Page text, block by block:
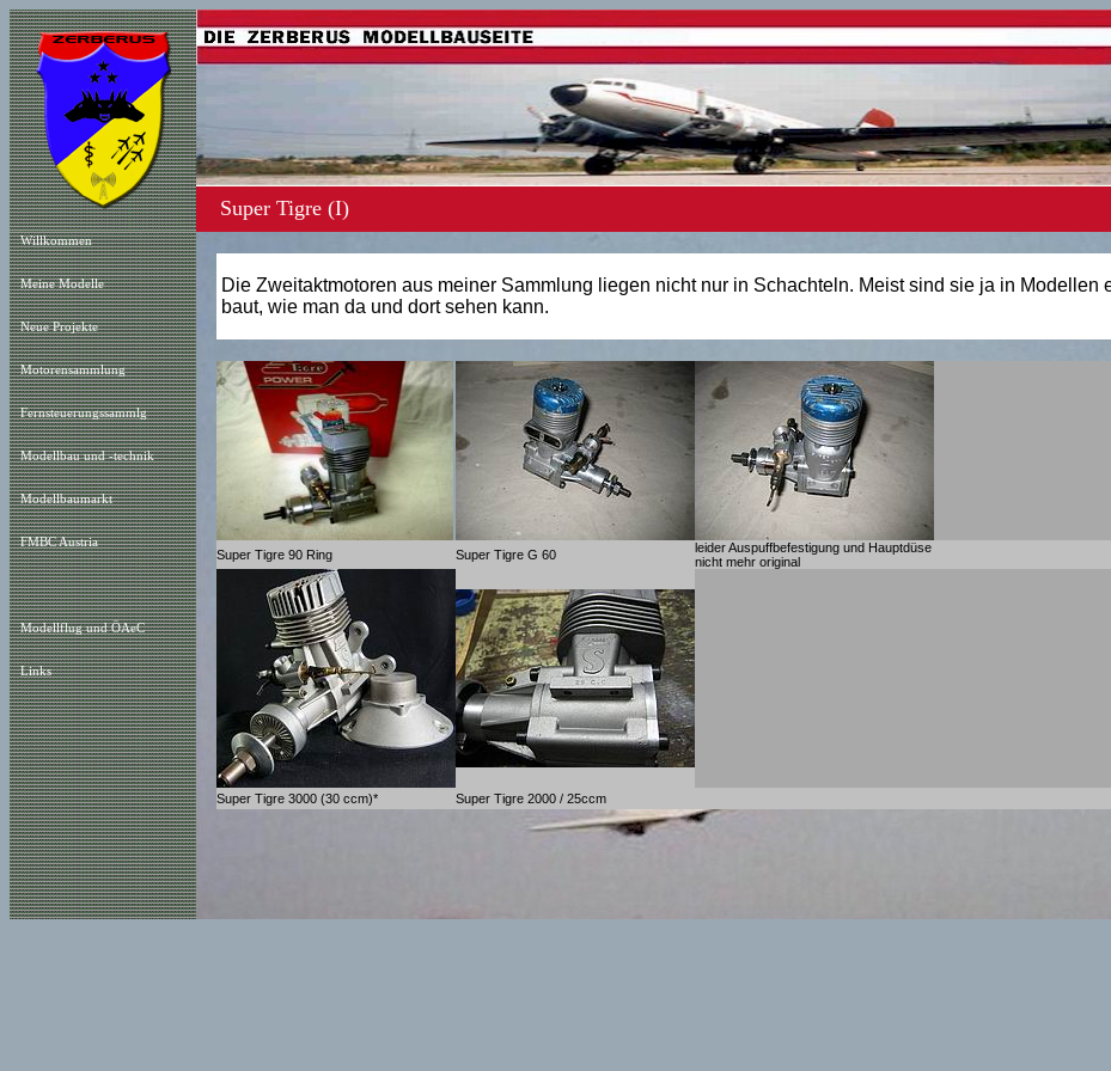
Willkommen
Meine Modelle
Neue Projekte
Motorensammlung
Fernsteuerungssammlg
Modellbau und -technik
Modellbaumarkt
FMBC Austria
Modellflug und ÖAeC
Links
Super Tigre (I)
Die Zweitaktmotoren aus meiner Sammlung liegen nicht nur in Schachteln. Meist sind sie ja in Modellen
baut, wie man da und dort sehen kann.
Super Tigre 90 Ring Super Tigre G 60
leider Auspuffbefestigung und Hauptdüse
nicht mehr original
Super Tigre 3000 (30 ccm)* Super Tigre 2000 / 25ccm